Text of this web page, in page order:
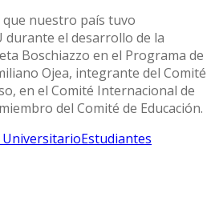
nuestro país tuvo
durante el desarrollo de la
Boschiazzo en el Programa de
Ojea, integrante del Comité
en el Comité Internacional de
del Comité de Educación.
Estudiantes